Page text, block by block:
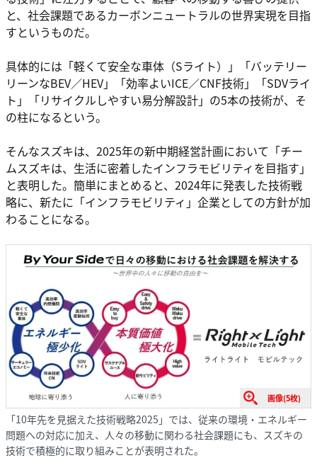
と、社会課題であるカーボンニュートラルの世界実現を目指
すというものだ。
具体的には「軽くて安全な車体（Sライト）」「バッテリー
リーンなBEV／HEV」「効率よいICE／CNF技術」「SDVライ
ト」「リサイクルしやすい易分解設計」の5本の技術が、そ
の柱になるという。
そんなスズキは、2025年の新中期経営計画において「チー
ムスズキは、生活に密着したインフラモビリティを目指す」
と表明した。簡単にまとめると、2024年に発表した技術戦
略に、新たに「インフラモビリティ」企業としての方針が加
わることになる。
画像(5枚)
「10年先を見据えた技術戦略2025」では、従来の環境・エネルギー
問題への対応に加え、人々の移動に関わる社会課題にも、スズキの
技術で積極的に取り組みことが表明された。